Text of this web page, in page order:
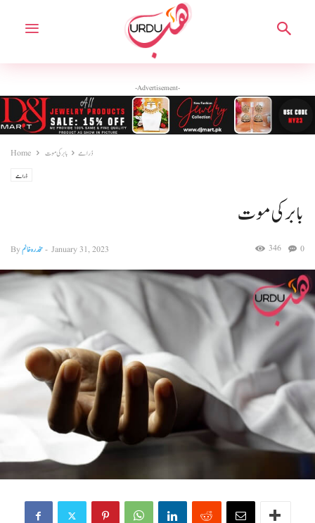
-Advertisement-
Home ڈرامے بابر کی موت
ڈرامے
بابر کی موت
Byمخدرہ خانم- January 31, 2023 0
346